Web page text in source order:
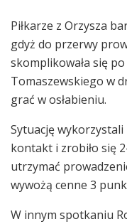
Piłkarze z Orzysza
gdyż do przerwy
skomplikowała się
Tomaszewskiego w
grać w osłabieniu.
Sytuację wykorzystali
kontakt i zrobiło się
utrzymać
wywożą cenne 3
W innym spotkaniu